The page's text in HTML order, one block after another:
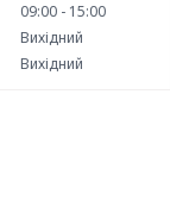
09:00
15:00
Вихідний
Вихідний